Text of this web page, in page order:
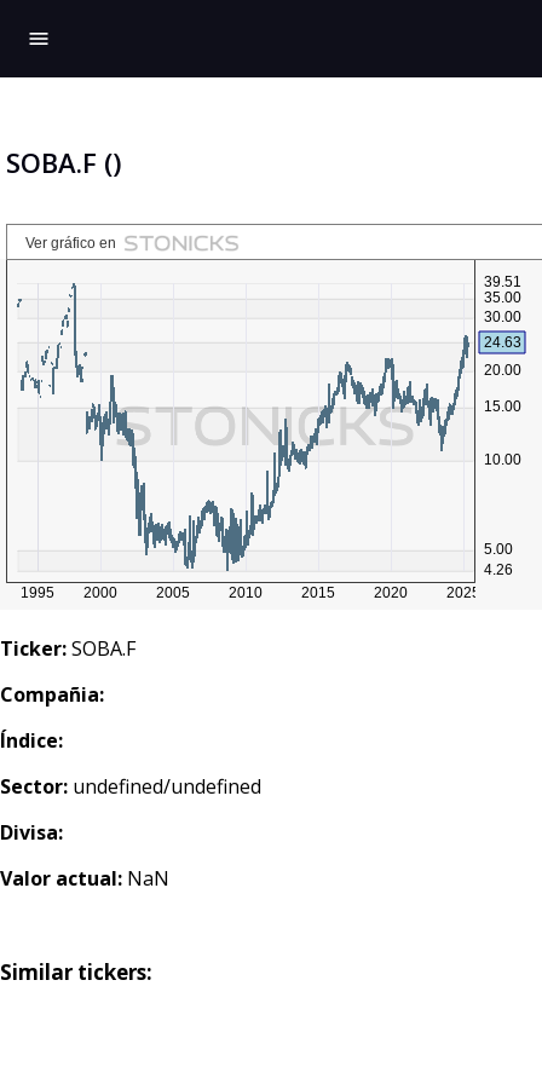
menu
SOBA.F ()
Ticker:SOBA.F
Compañia:
Índice:
Sector: undefined/undefined
Divisa:
Valor actual: NaN
Similar tickers: